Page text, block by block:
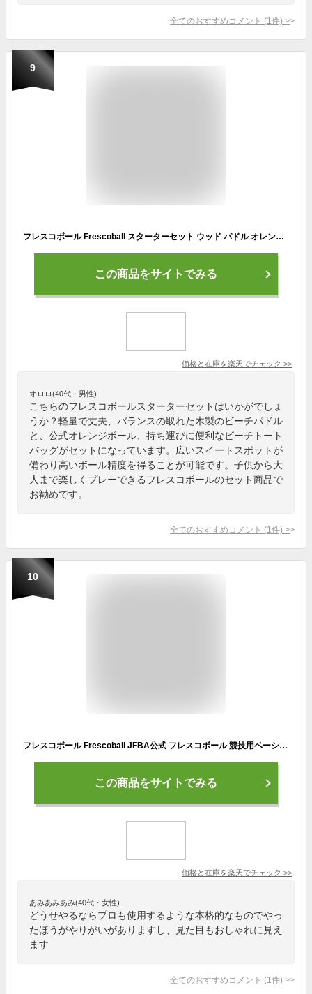
全てのおすすめコメント (1 件) >
9
フレスコボール Frescoball スターターセット ウッド パドル オレンジ パッド付きグリップ 公式オレンジボール2個 ビーチトートバッグ
この商品をサイトでみる
価格と在庫を楽天でチェック >>
オロロ(40代・男性)
こちらのフレスコボールスターターセットはいかがでしょ
うか？軽量で丈夫、バランスの取れた木製のビーチパドル
と、公式オレンジボール、持ち運びに便利なビーチトート
バッグがセットになっています。広いスイートスポットが
備わり高いボール精度を得ることが可能です。子供から大
人まで楽しくプレーできるフレスコボールのセット商品で
お勧めです。
全てのおすすめコメント (1 件) >
10
フレスコボール Frescoball JFBA公式 フレスコボール 競技用ベーシックラケットセット ラケット2本 × 公式ボール2個付きセット【公式ルールブック付き】
この商品をサイトでみる
価格と在庫を楽天でチェック >>
あみあみあみ(40代・女性)
どうせやるならプロも使用するような本格的なものでやっ
たほうがやりがいがありますし、見た目もおしゃれに見え
ます
全てのおすすめコメント (1 件) >